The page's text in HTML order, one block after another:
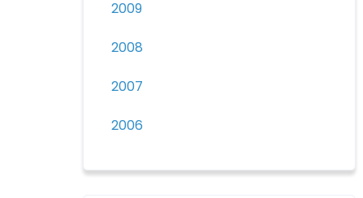
2009
2008
2007
2006